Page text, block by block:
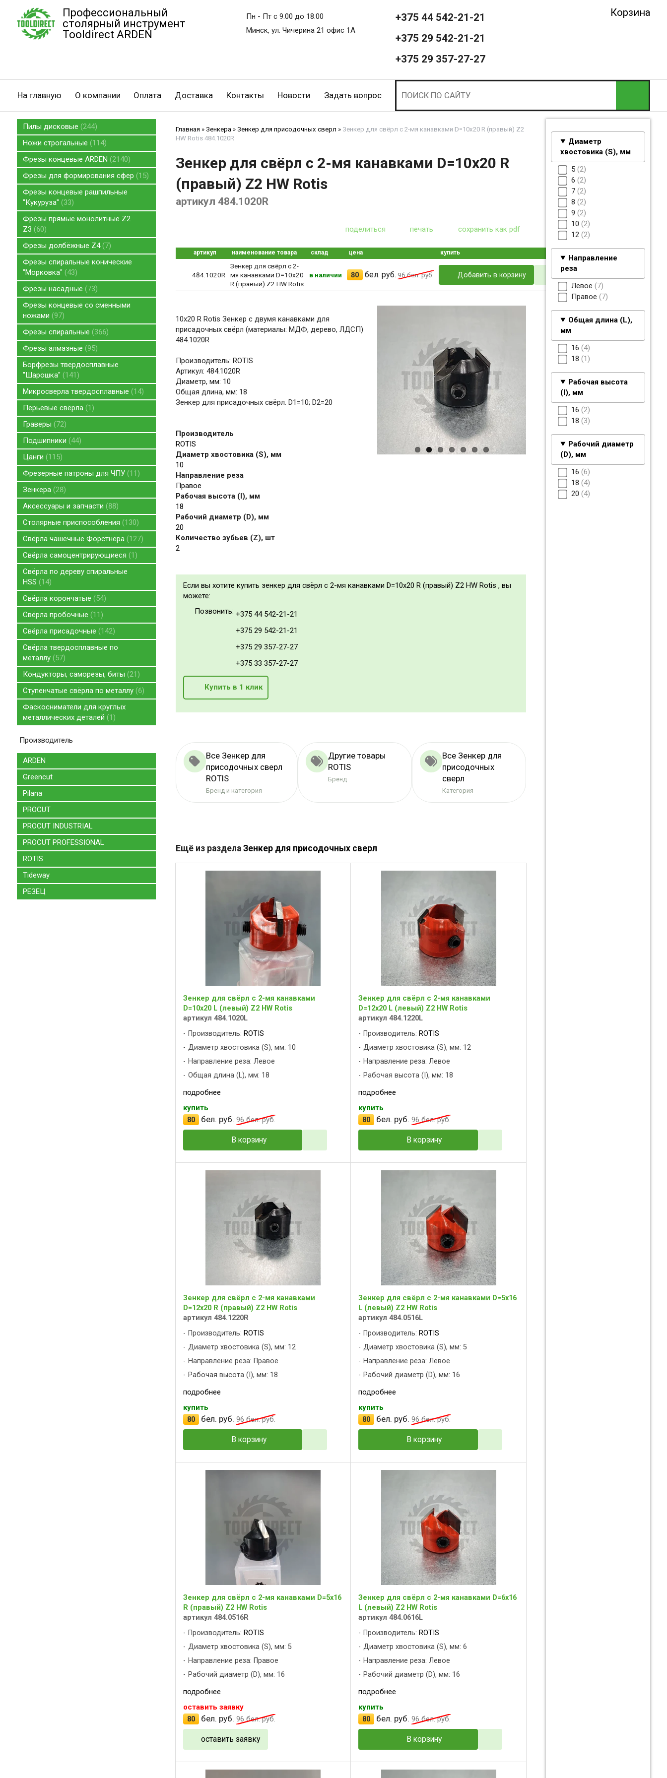
Профессиональный
столярный инструмент
Tooldirect ARDEN
Пн - Пт с 9.00 до 18.00
Минск, ул. Чичерина 21 офис 1А
+375 44 542-21-21
+375 29 542-21-21
+375 29 357-27-27
Корзина
На главную О компании Оплата Доставка Контакты Новости Задать вопрос
Пилы дисковые 244
Ножи строгальные
114
Фрезы концевые ARDEN
2140
Фрезы для формирования сфер
15
Фрезы концевые рашпильные
"Кукуруза"
33
Фрезы прямые монолитные Z2
Z3
60
Фрезы долбёжные Z4 7
Фрезы спиральные конические
"Морковка"
43
Фрезы насадные
73
Фрезы концевые со сменными
ножами
97
Фрезы спиральные
366
Фрезы алмазные
95
Борфрезы твердосплавные
"Шарошка"
141
Микросверла твердосплавные
14
Перьевые свёрла 1
Граверы
72
Подшипники
44
Цанги
115
Фрезерные патроны для ЧПУ 11
Зенкера 28
Аксессуары и запчасти
88
Столярные приспособления
130
Свёрла чашечные Форстнера 127
Свёрла самоцентрирующиеся
1
Свёрла по дереву спиральные
HSS
14
Свёрла корончатые
54
Свёрла пробочные
11
Свёрла присадочные
142
Свёрла твердосплавные по
металлу 57
Кондукторы, саморезы, биты 21
Ступенчатые свёрла по металлу 6
Фаскосниматели для круглых
металлических деталей
1
Производитель
ARDEN
Greencut
Pilana
PROCUT
PROCUT INDUSTRIAL
PROCUT PROFESSIONAL
ROTIS
Tideway
РЕЗЕЦ
Диаметр
хвостовика (S), мм
5 2
6 2
7 2
8 2
9 2
10 2
12 2
Направление
реза
Левое 7
Правое 7
Общая длина (L),
мм
16 4
18 1
Рабочая высота
(I), мм
16 2
18 3
Рабочий диаметр
(D), мм
16 6
18 4
20 4
Главная » Зенкера » Зенкер для присодочных сверл » Зенкер для свёрл с 2-мя канавками D=10x20 R (правый) Z2
HW Rotis 484.1020R
Зенкер для свёрл с 2-мя канавками D=10x20 R
(правый) Z2 HW Rotis
артикул 484.1020R
поделиться печать сохранить как pdf
артикул наименование товара склад цена купить
484.1020R
Зенкер для свёрл с 2-
мя канавками D=10x20
R (правый) Z2 HW Rotis
в наличии 80 бел. руб. 96бел. руб. Добавить в корзину
10x20 R Rotis Зенкер с двумя канавками для
присадочных свёрл (материалы: МДФ, дерево, ЛДСП)
484.1020R
Производитель: ROTIS
Артикул: 484.1020R
Диаметр, мм: 10
Общая длина, мм: 18
Зенкер для присадочных свёрл. D1=10; D2=20
Производитель
ROTIS
Диаметр хвостовика (S), мм
10
Направление реза
Правое
Рабочая высота (I), мм
18
Рабочий диаметр (D), мм
20
Количество зубьев (Z), шт
2
Если вы хотите купить зенкер для свёрл с 2-мя канавками D=10x20 R (правый) Z2 HW Rotis , вы
можете:
Позвонить: +375 44 542-21-21
+375 29 542-21-21
+375 29 357-27-27
+375 33 357-27-27
Купить в 1 клик
Все Зенкер для
присодочных сверл
ROTIS
Бренд и категория
Другие товары
ROTIS
Бренд
Все Зенкер для
присодочных
сверл
Категория
Ещё из раздела Зенкер для присодочных сверл
Зенкер для свёрл с 2-мя канавками
D=10x20 L (левый) Z2 HW Rotis
артикул 484.1020L
Производитель: ROTIS
Диаметр хвостовика (S), мм: 10
Направление реза: Левое
Общая длина (L), мм: 18
подробнее
купить
80 бел. руб. 96 бел. руб.
В корзину
Зенкер для свёрл с 2-мя канавками
D=12x20 L (левый) Z2 HW Rotis
артикул 484.1220L
Производитель: ROTIS
Диаметр хвостовика (S), мм: 12
Направление реза: Левое
Рабочая высота (I), мм: 18
подробнее
купить
80
бел. руб. 96 бел. руб.
В корзину
Зенкер для свёрл с 2-мя канавками
D=12x20 R (правый) Z2 HW Rotis
артикул 484.1220R
Производитель: ROTIS
Диаметр хвостовика (S), мм: 12
Направление реза: Правое
Рабочая высота (I), мм: 18
подробнее
купить
80 бел. руб. 96 бел. руб.
В корзину
Зенкер для свёрл с 2-мя канавками D=5x16
L (левый) Z2 HW Rotis
артикул 484.0516L
Производитель: ROTIS
Диаметр хвостовика (S), мм: 5
Направление реза: Левое
Рабочий диаметр (D), мм: 16
подробнее
купить
80
бел. руб. 96 бел. руб.
В корзину
Зенкер для свёрл с 2-мя канавками D=5x16
R (правый) Z2 HW Rotis
артикул 484.0516R
Производитель: ROTIS
Диаметр хвостовика (S), мм: 5
Направление реза: Правое
Рабочий диаметр (D), мм: 16
подробнее
оставить заявку
80 бел. руб. 96 бел. руб.
оставить заявку
Зенкер для свёрл с 2-мя канавками D=6x16
L (левый) Z2 HW Rotis
артикул 484.0616L
Производитель: ROTIS
Диаметр хвостовика (S), мм: 6
Направление реза: Левое
Рабочий диаметр (D), мм: 16
подробнее
купить
80
бел. руб. 96 бел. руб.
В корзину